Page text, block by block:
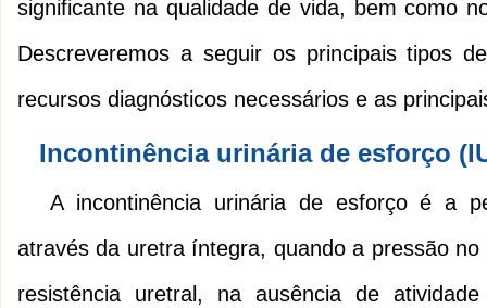
significante na qualidade de vida, bem como
Descreveremos a seguir os principais tipos
recursos diagnósticos necessários e as
Incontinência urinária de esforço
A incontinência urinária de esforço é a
através da uretra íntegra, quando a pressão
resistência uretral, na ausência de